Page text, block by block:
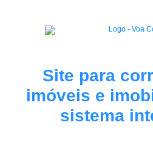
Site para
imóveis e
sistema